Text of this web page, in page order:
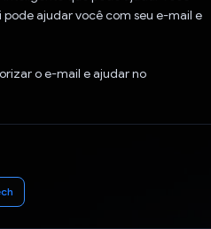
ajudar você com seu e-mail e
o e-mail e ajudar no